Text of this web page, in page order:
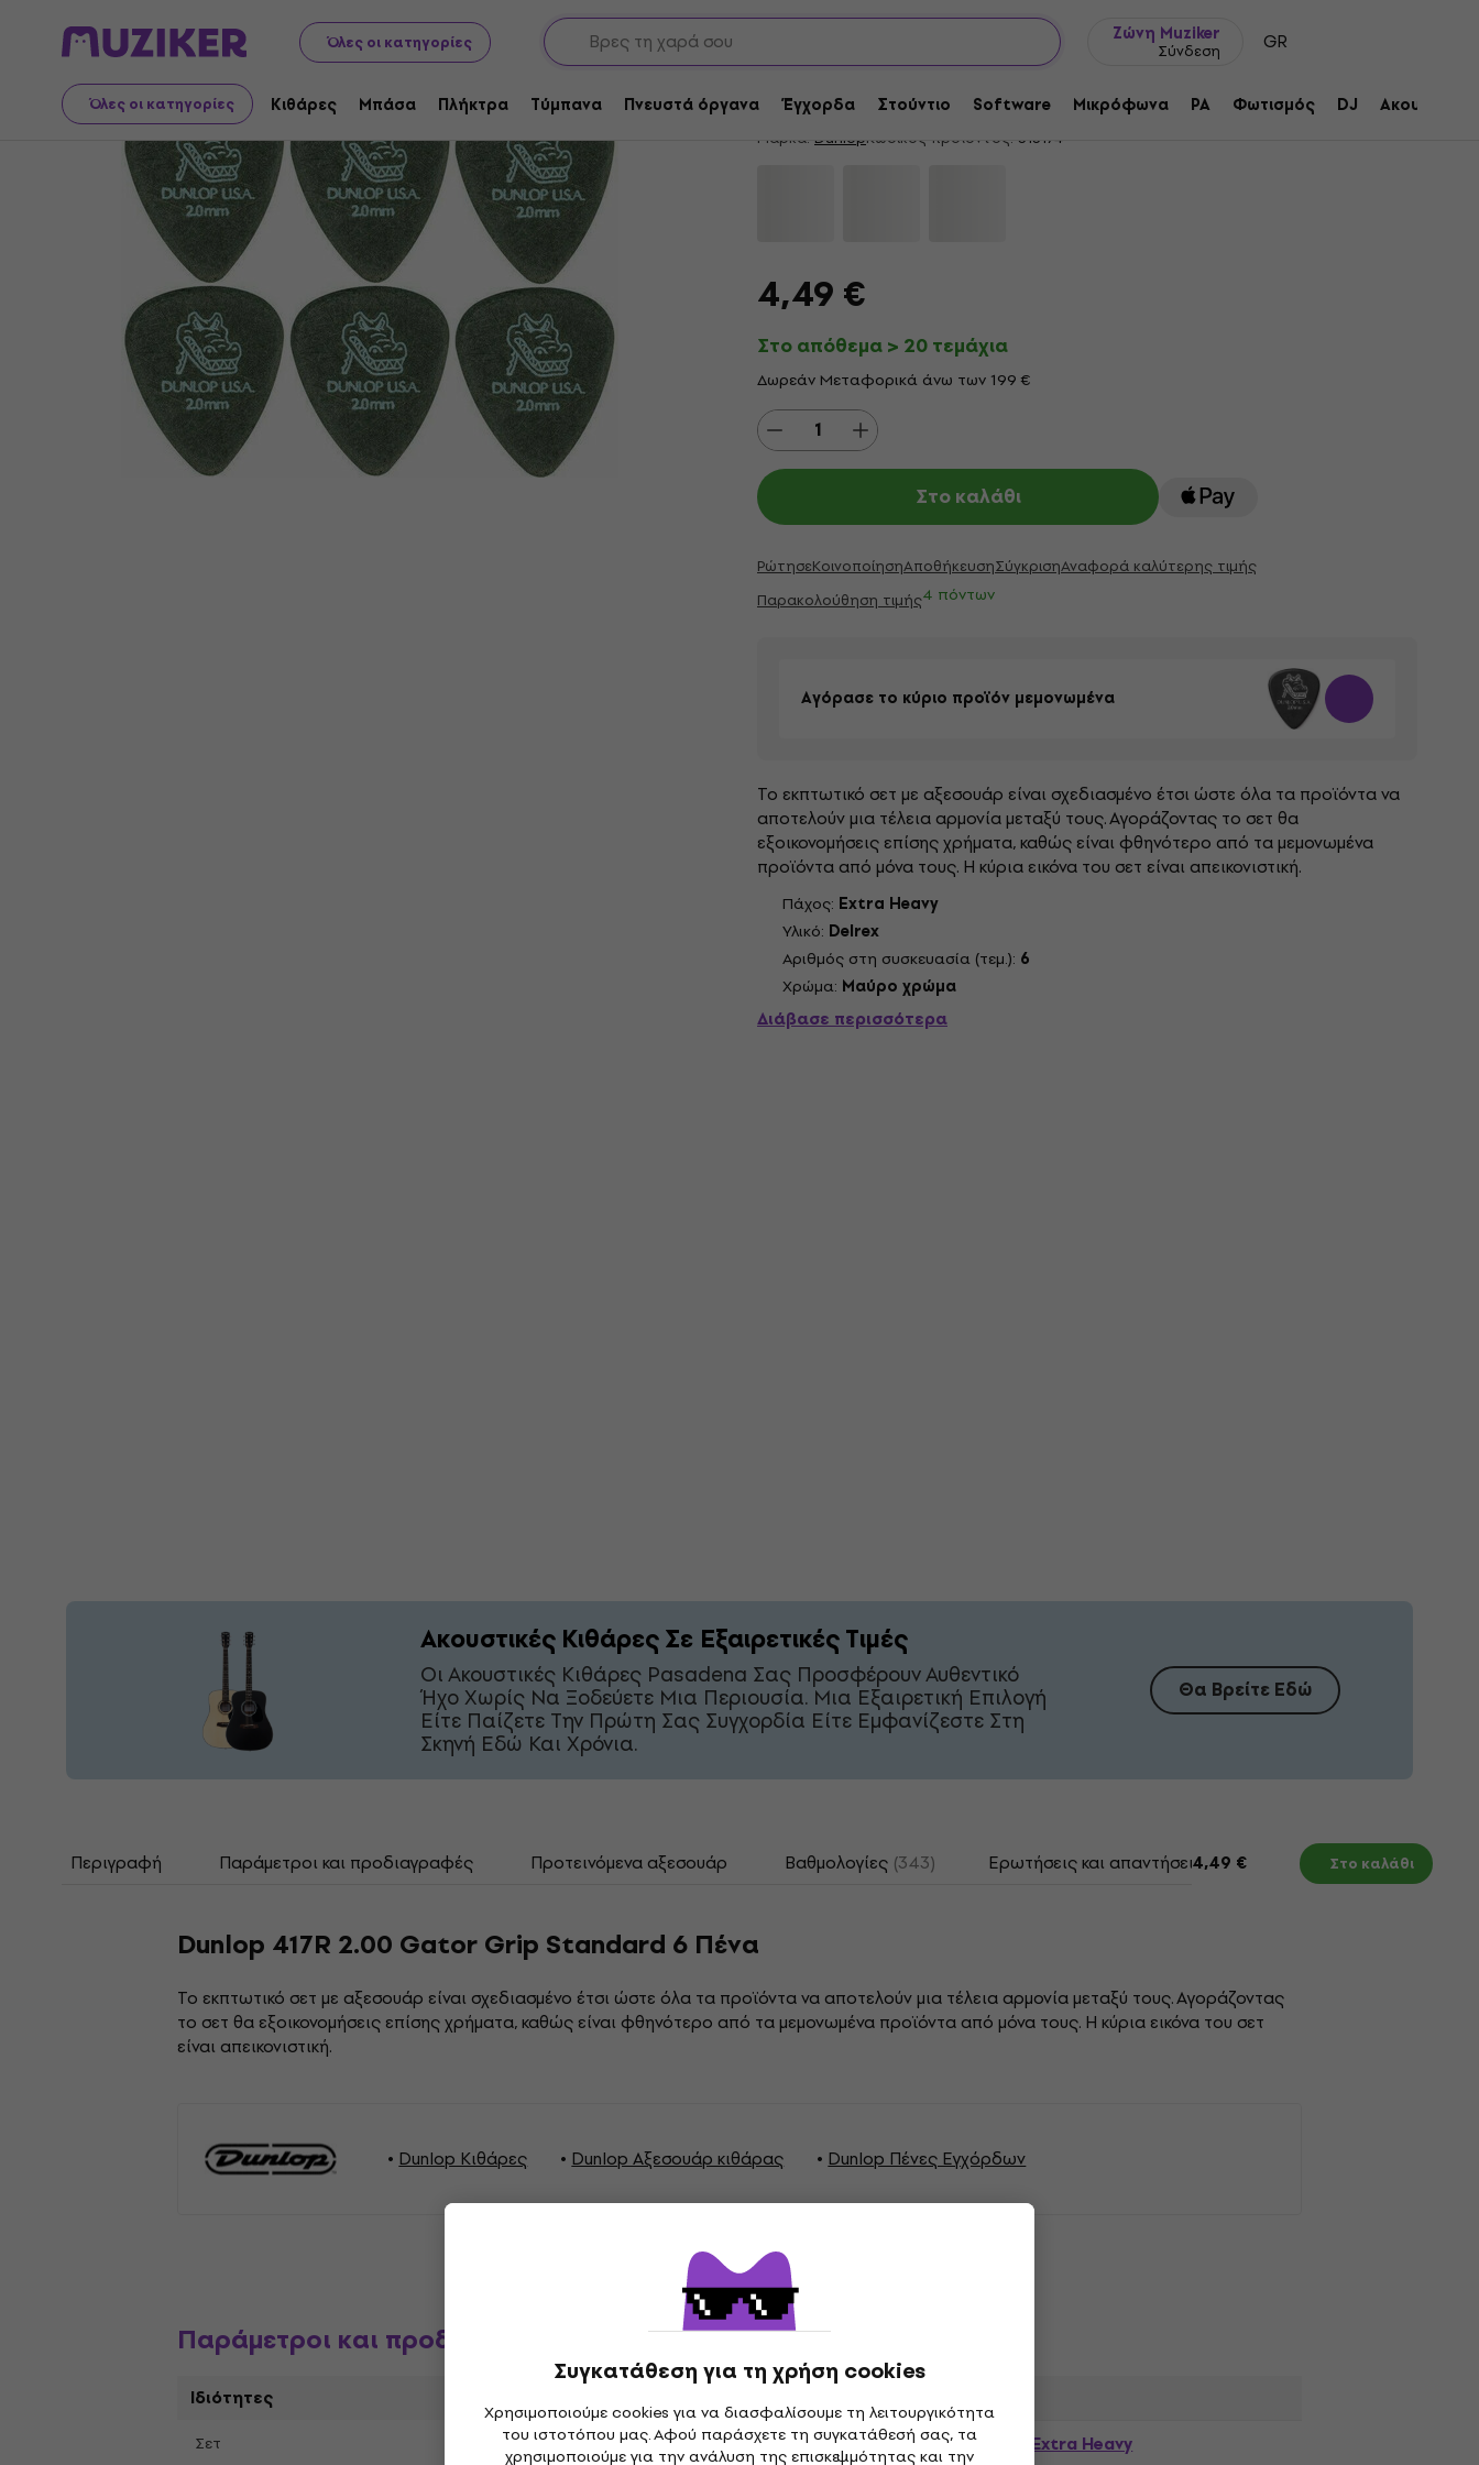
Όλες οι κατηγορίες
Ζώνη Muziker
Σύνδεση GR
Όλες οι κατηγορίες Κιθάρες Μπάσα Πλήκτρα Τύμπανα Πνευστά όργανα Έγχορδα Στούντιο Software Μικρόφωνα PA Φωτισμός DJ Ακουστικά
Συγκατάθεση για τη χρήση cookies
Χρησιμοποιούμε cookies για να διασφαλίσουμε τη λειτουργικότητα
του ιστοτόπου μας. Αφού παράσχετε τη συγκατάθεσή σας, τα
χρησιμοποιούμε για την ανάλυση της επισκεψιμότητας και την
Μουσικά όργανα Κιθάρες Αξεσουάρ κιθάρας Πένες Εγχόρδων
Dunlop 417R 2.00 Gator Grip Standard 6 Πένα
4,8/5 343 x βαθμολογία
Μάρκα: DunlopΚωδικός προϊόντος: 313174
4,49 €
Στο απόθεμα > 20 τεμάχια
Δωρεάν Μεταφορικά άνω των 199 €
Στο καλάθι
ΡώτησεΚοινοποίησηΑποθήκευσηΣύγκρισηΑναφορά καλύτερης τιμής
Παρακολούθηση τιμής4 πόντων
Αγόρασε το κύριο προϊόν μεμονωμένα
Το εκπτωτικό σετ με αξεσουάρ είναι σχεδιασμένο έτσι ώστε όλα τα προϊόντα να
αποτελούν μια τέλεια αρμονία μεταξύ τους. Αγοράζοντας το σετ θα
εξοικονομήσεις επίσης χρήματα, καθώς είναι φθηνότερο από τα μεμονωμένα
προϊόντα από μόνα τους. Η κύρια εικόνα του σετ είναι απεικονιστική.
Πάχος: Extra Heavy
Υλικό: Delrex
Αριθμός στη συσκευασία (τεμ.): 6
Χρώμα: Μαύρο χρώμα
Διάβασε περισσότερα
Ακουστικές Κιθάρες Σε Εξαιρετικές Τιμές
Οι Ακουστικές Κιθάρες Pasadena Σας Προσφέρουν Αυθεντικό
Ήχο Χωρίς Να Ξοδεύετε Μια Περιουσία. Μια Εξαιρετική Επιλογή
Είτε Παίζετε Την Πρώτη Σας Συγχορδία Είτε Εμφανίζεστε Στη
Σκηνή Εδώ Και Χρόνια.
Θα Βρείτε Εδώ
Περιγραφή Παράμετροι και προδιαγραφές Προτεινόμενα αξεσουάρ Βαθμολογίες (343) Ερωτήσεις και απαντήσεις Έγγραφα
4,49 € Στο καλάθι
Dunlop 417R 2.00 Gator Grip Standard 6 Πένα
Το εκπτωτικό σετ με αξεσουάρ είναι σχεδιασμένο έτσι ώστε όλα τα προϊόντα να αποτελούν μια τέλεια αρμονία μεταξύ τους. Αγοράζοντας
το σετ θα εξοικονομήσεις επίσης χρήματα, καθώς είναι φθηνότερο από τα μεμονωμένα προϊόντα από μόνα τους. Η κύρια εικόνα του σετ
είναι απεικονιστική.
Dunlop Κιθάρες Dunlop Αξεσουάρ κιθάρας Dunlop Πένες Εγχόρδων
Παράμετροι και προδιαγραφές
Ιδιότητες
Σετ Πάχος Extra Heavy